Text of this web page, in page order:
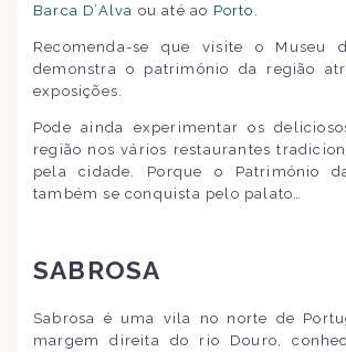
Barca D’Alva ou até ao Porto
Recomenda-se que visite o Museu
demonstra o património da região
exposições.
Pode ainda experimentar os
região nos vários restaurantes
pela cidade. Porque o Património
também se conquista pelo palato…
SABROSA
Sabrosa é uma vila no norte de
margem direita do rio Douro,